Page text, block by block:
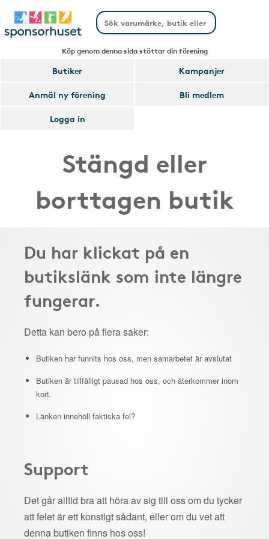
Köp genom denna sida stöttar din förening
Butiker
Kampanjer
Anmäl ny förening
Bli medlem
Logga in
Stängd eller
borttagen butik
Du har klickat på en
butikslänk som inte längre
fungerar.
Detta kan bero på flera saker:
Butiken har funnits hos oss, men samarbetet är avslutat
Butiken är tillfälligt pausad hos oss, och återkommer inom
kort.
Länken innehöll faktiska fel?
Support
Det går alltid bra att höra av sig till oss om du tycker
att felet är ett konstigt sådant, eller om du vet att
denna butiken finns hos oss!